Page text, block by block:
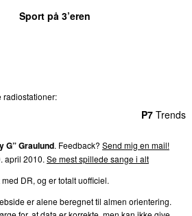
Sport på 3’eren
radiostationer:
P7 Trends
G” Graulund. Feedback? Send mig en mail!
april 2010. Se mest spillede sange i alt
DR, og er totalt uofficiel.
er alene beregnet til almen orientering.